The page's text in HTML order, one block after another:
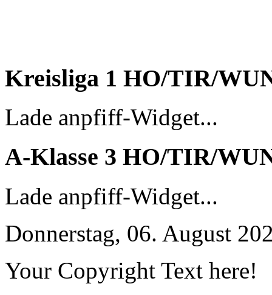
Kreisliga 1 HO/TIR/
Lade anpfiff-Widget...
A-Klasse 3 HO/TIR/
Lade anpfiff-Widget...
Donnerstag, 06. August
Your Copyright Text here!